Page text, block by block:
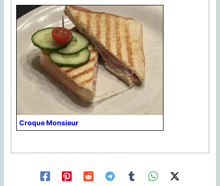
Croque Monsieur